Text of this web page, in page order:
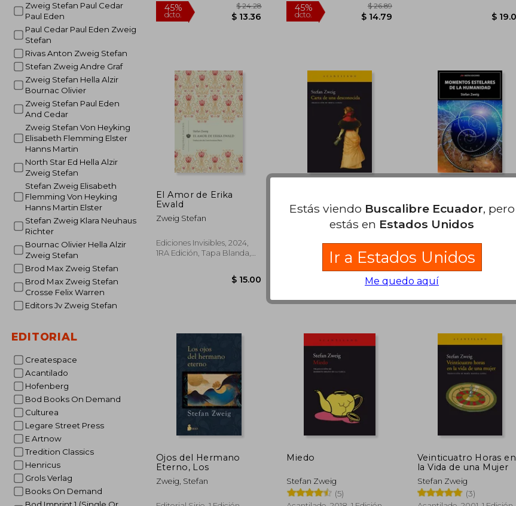
Zweig Stefan Paul Cedar
Paul Eden
Paul Cedar Paul Eden Zweig
Stefan
Rivas Anton Zweig Stefan
Stefan Zweig Andre Graf
Zweig Stefan Hella Alzir
Bournac Olivier
Zweig Stefan Paul Eden
And Cedar
Zweig Stefan Von Heyking
Elisabeth Flemming Elster
Hanns Martin
North Star Ed Hella Alzir
Zweig Stefan
Stefan Zweig Elisabeth
Flemming Von Heyking
Hanns Martin Elster
Stefan Zweig Klara Neuhaus
Richter
Bournac Olivier Hella Alzir
Zweig Stefan
Brod Max Zweig Stefan
Brod Max Zweig Stefan
Crosse Felix Warren
Editors Jv Zweig Stefan
EDITORIAL
Createspace
Acantilado
Hofenberg
Bod Books On Demand
Culturea
Legare Street Press
E Artnow
Tredition Classics
Henricus
Grols Verlag
Books On Demand
45%
dcto.
45%
dcto.
El Amor de Erika
Ewald
Zweig Stefan
Ediciones Invisibles, 2024,
1RA Edición, Tapa Blanda,
Desconocida
(17)
El Acantilado, 2002, 1
Edición, Tapa Blanda,
45%
de la Humanidad
Stefan Zweig
(3)
Mestas Ediciones, 2023,
Tapa Blanda, Nuevo
Ojos del Hermano
Eterno, Los
Zweig, Stefan
Miedo
Stefan Zweig
(5)
Veinticuatro Horas en
la Vida de una Mujer
Stefan Zweig
(3)
Estás viendo Buscalibre Ecuador, pero
estás en Estados Unidos
Ir a Estados Unidos
Me quedo aquí